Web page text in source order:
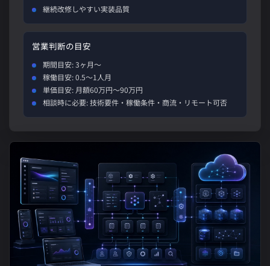
継続改修しやすい実装品質
営業判断の目安
期間目安: 3ヶ月〜
稼働目安: 0.5〜1人月
単価目安: 月額60万円〜90万円
相談時に必要: 技術要件・稼働条件・商流・リモート可否